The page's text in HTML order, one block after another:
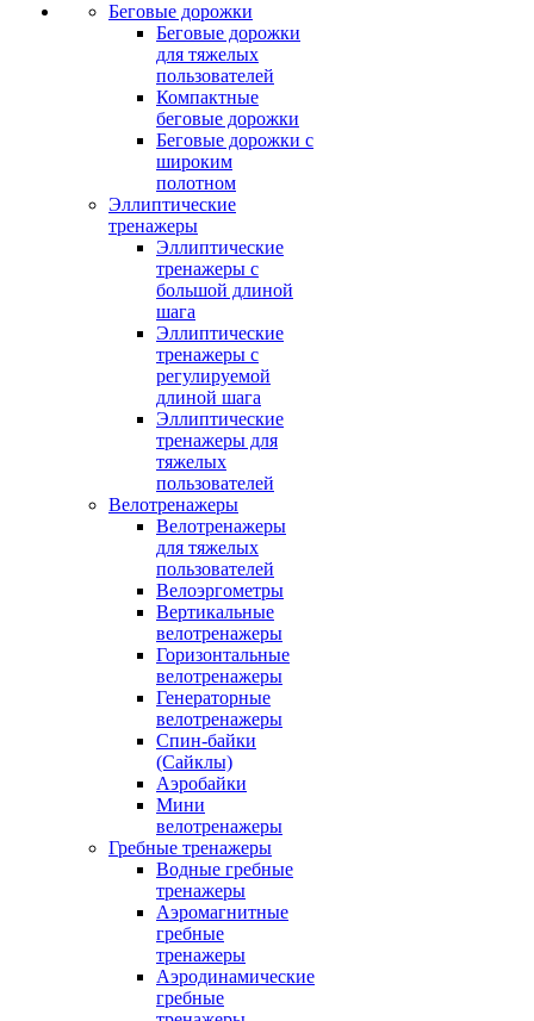
Беговые дорожки
Беговые дорожки
для тяжелых
пользователей
Компактные
беговые дорожки
Беговые дорожки с
широким
полотном
Эллиптические
тренажеры
Эллиптические
тренажеры с
большой длиной
шага
Эллиптические
тренажеры с
регулируемой
длиной шага
Эллиптические
тренажеры для
тяжелых
пользователей
Велотренажеры
Велотренажеры
для тяжелых
пользователей
Велоэргометры
Вертикальные
велотренажеры
Горизонтальные
велотренажеры
Генераторные
велотренажеры
Спин-байки
(Сайклы)
Аэробайки
Мини
велотренажеры
Гребные тренажеры
Водные гребные
тренажеры
Аэромагнитные
гребные
тренажеры
Аэродинамические
гребные